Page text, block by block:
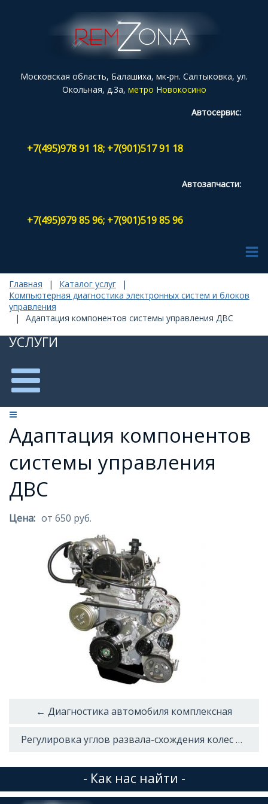
Московская область, Балашиха, мк-рн. Салтыковка, ул.
Окольная, д.3а, метро Новокосино
Автосервис:
+7(495)978 91 18; +7(901)517 91 18
Автозапчасти:
+7(495)979 85 96; +7(901)519 85 96
Главная | Каталог услуг
|
Компьютерная диагностика электронных систем и блоков
управления
|
Адаптация компонентов системы управления ДВС
УСЛУГИ
Адаптация компонентов
системы управления
ДВС
Цена: от 650 руб.
← Диагностика автомобиля комплексная
Регулировка углов развала-схождения колес — 1 шт. →
- Как нас найти -